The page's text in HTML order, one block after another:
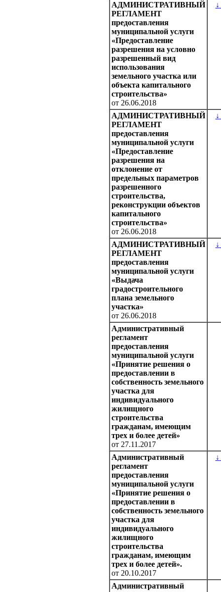
АДМИНИСТРАТИВНЫЙ
РЕГЛАМЕНТ
предоставления
муниципальной услуги
«Предоставление
разрешения на условно
разрешенный вид
использования
земельного участка или
объекта капитального
строительства»
от 26.06.2018
↓
АДМИНИСТРАТИВНЫЙ
РЕГЛАМЕНТ
предоставления
муниципальной услуги
«Предоставление
разрешения на
отклонение от
предельных параметров
разрешенного
строительства,
реконструкции объектов
капитального
строительства»
от 26.06.2018
↓
АДМИНИСТРАТИВНЫЙ
РЕГЛАМЕНТ
предоставления
муниципальной услуги
«Выдача
градостроительного
плана земельного
участка»
от 26.06.2018
↓
Административный
регламент
предоставления
муниципальной услуги
«Принятие решения о
предоставлении в
собственность земельного
участка для
индивидуального
жилищного
строительства
гражданам, имеющим
трех и более детей»
от 27.11.2017
Административный
регламент
предоставления
муниципальной услуги
«Принятие решения о
предоставлении в
собственность земельного
участка для
индивидуального
жилищного
строительства
гражданам, имеющим
трех и более детей».
от 20.10.2017
↓
Административный